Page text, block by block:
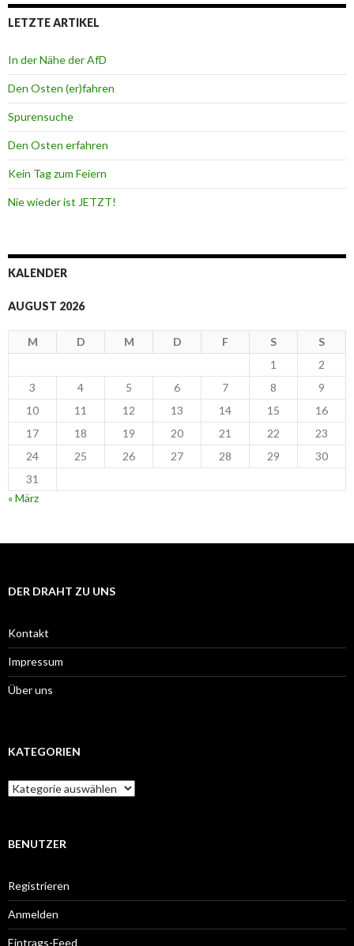
LETZTE ARTIKEL
In der Nähe der AfD
Den Osten (er)fahren
Spurensuche
Den Osten erfahren
Kein Tag zum Feiern
Nie wieder ist JETZT!
KALENDER
AUGUST 2026
M D M D F S
S
1
2
3
4 5 6 7 8
9
10
11 12 13 14 15
16
17
18 19 20 21 22
23
24
25 26 27 28 29
30
31
« März
DER DRAHT ZU UNS
Kontakt
Impressum
Über uns
KATEGORIEN
Kategorien
BENUTZER
Registrieren
Anmelden
Eintrags-Feed